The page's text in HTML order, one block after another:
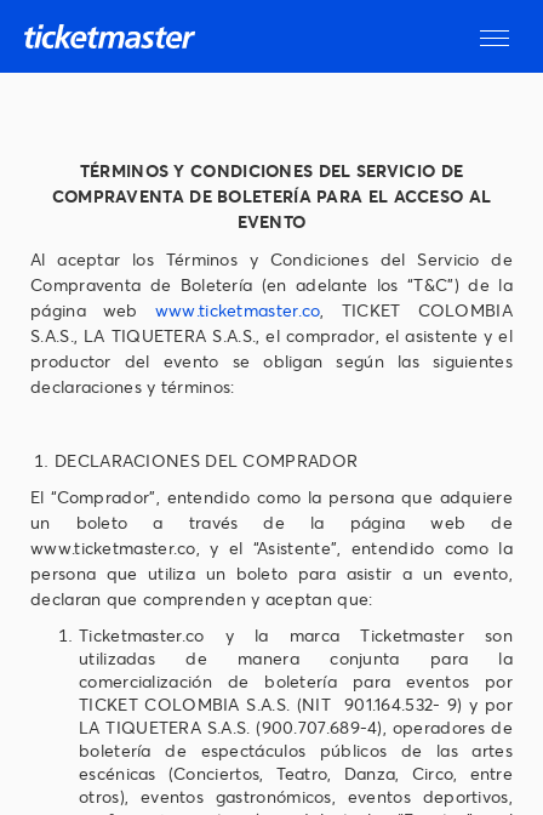
TÉRMINOS Y CONDICIONES DEL SERVICIO DE
COMPRAVENTA DE BOLETERÍA PARA EL ACCESO AL
EVENTO
Al aceptar los Términos y Condiciones del Servicio de
Compraventa de Boletería (en adelante los “T&C") de la
página web www.ticketmaster.co, TICKET COLOMBIA
S.A.S., LA TIQUETERA S.A.S., el comprador, el asistente y el
productor del evento se obligan según las siguientes
declaraciones y términos:
DECLARACIONES DEL COMPRADOR
El “Comprador”, entendido como la persona que adquiere
un boleto a través de la página web de
www.ticketmaster.co, y el “Asistente”, entendido como la
persona que utiliza un boleto para asistir a un evento,
declaran que comprenden y aceptan que:
Ticketmaster.co y la marca Ticketmaster son
utilizadas de manera conjunta para la
comercialización de boletería para eventos por
TICKET COLOMBIA S.A.S. (NIT 901.164.532- 9) y por
LA TIQUETERA S.A.S. (900.707.689-4), operadores de
boletería de espectáculos públicos de las artes
escénicas (Conciertos, Teatro, Danza, Circo, entre
otros), eventos gastronómicos, eventos deportivos,